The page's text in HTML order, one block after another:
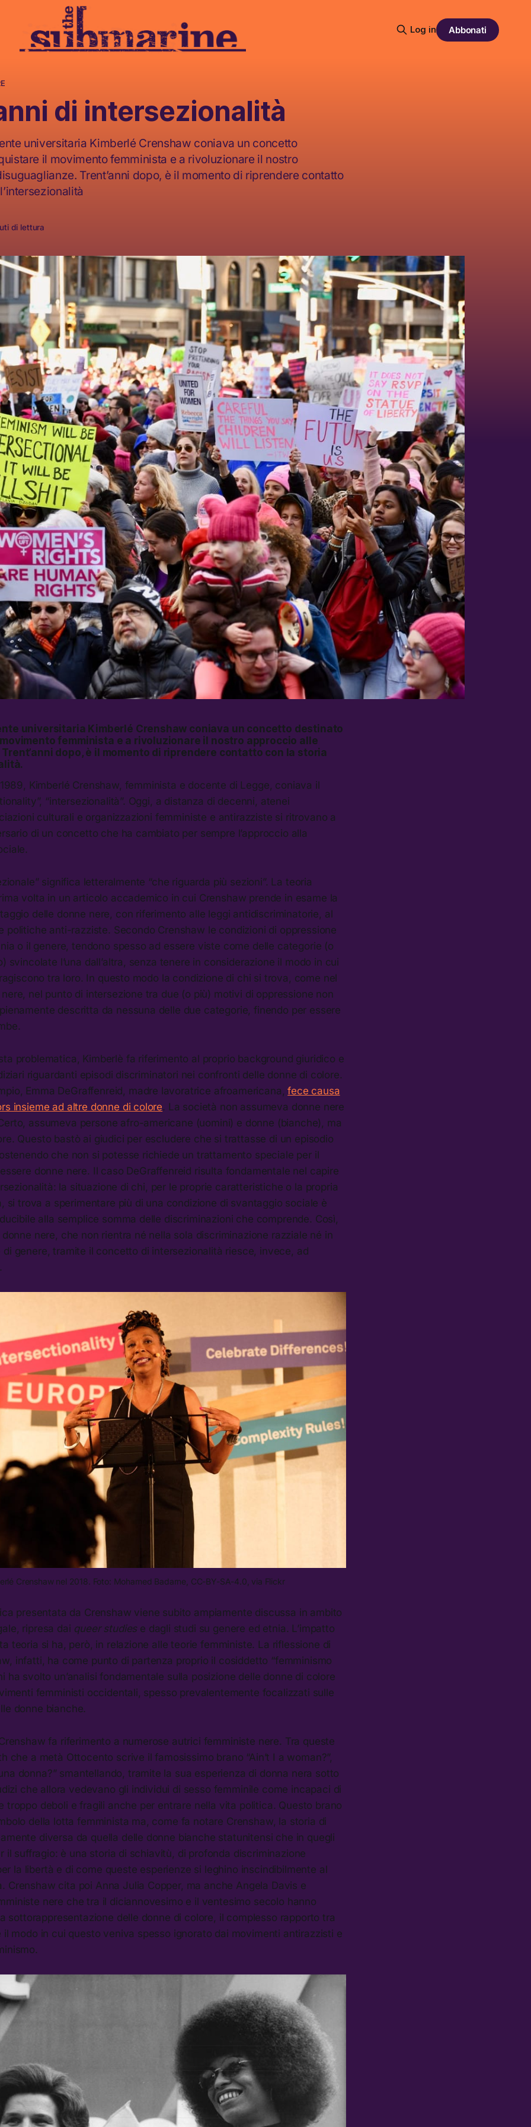
Log in Abbonati
di intersezionalità
universitaria Kimberlé Crenshaw coniava un concetto
il movimento femminista e a rivoluzionare il nostro
Trentʼanni dopo, è il momento di riprendere contatto
di lettura
universitaria Kimberlé Crenshaw coniava un concetto destinato
femminista e a rivoluzionare il nostro approccio alle
dopo, è il momento di riprendere contatto con la storia
Kimberlé Crenshaw, femminista e docente di Legge, coniava il
“intersezionalità”. Oggi, a distanza di decenni, atenei
culturali e organizzazioni femministe e antirazziste si ritrovano a
di un concetto che ha cambiato per sempre l’approccio alla
significa letteralmente “che riguarda più sezioni”. La teoria
volta in un articolo accademico in cui Crenshaw prende in esame la
delle donne nere, con riferimento alle leggi antidiscriminatorie, al
politiche anti-razziste. Secondo Crenshaw le condizioni di oppressione
o il genere, tendono spesso ad essere viste come delle categorie (o
svincolate l’una dall’altra, senza tenere in considerazione il modo in cui
tra loro. In questo modo la condizione di chi si trova, come nel
nel punto di intersezione tra due (o più) motivi di oppressione non
descritta da nessuna delle due categorie, finendo per essere
problematica, Kimberlè fa riferimento al proprio background giuridico e
riguardanti episodi discriminatori nei confronti delle donne di colore.
Emma DeGraffenreid, madre lavoratrice afroamericana,fece causa
insieme ad altre donne di colore. La società non assumeva donne nere
assumeva persone afro-americane (uomini) e donne (bianche), ma
Questo bastò ai giudici per escludere che si trattasse di un episodio
che non si potesse richiede un trattamento speciale per il
donne nere. Il caso DeGraffenreid risulta fondamentale nel capire
la situazione di chi, per le proprie caratteristiche o la propria
si trova a sperimentare più di una condizione di svantaggio sociale è
alla semplice somma delle discriminazioni che comprende. Così,
donne nere, che non rientra né nella sola discriminazione razziale né in
di genere, tramite il concetto di intersezionalità riesce, invece, ad
Crenshaw nel 2018. Foto: Mohamed Badarne, CC-BY-SA-4.0, via Flickr
presentata da Crenshaw viene subito ampiamente discussa in ambito
ripresa dai queer studiese dagli studi su genere ed etnia. L’impatto
teoria si ha, però, in relazione alle teorie femministe. La riflessione di
infatti, ha come punto di partenza proprio il cosiddetto “femminismo
ha svolto un’analisi fondamentale sulla posizione delle donne di colore
femministi occidentali, spesso prevalentemente focalizzati sulle
donne bianche.
fa riferimento a numerose autrici femministe nere. Tra queste
che a metà Ottocento scrive il famosissimo brano “Ain’t I a woman?”,
donna?” smantellando, tramite la sua esperienza di donna nera sotto
che allora vedevano gli individui di sesso femminile come incapaci di
troppo deboli e fragili anche per entrare nella vita politica. Questo brano
della lotta femminista ma, come fa notare Crenshaw, la storia di
diversa da quella delle donne bianche statunitensi che in quegli
il suffragio: è una storia di schiavitù, di profonda discriminazione
la libertà e di come queste esperienze si leghino inscindibilmente al
Crenshaw cita poi Anna Julia Copper, ma anche Angela Davis e
nere che tra il diciannovesimo e il ventesimo secolo hanno
sottorappresentazione delle donne di colore, il complesso rapporto tra
il modo in cui questo veniva spesso ignorato dai movimenti antirazzisti e